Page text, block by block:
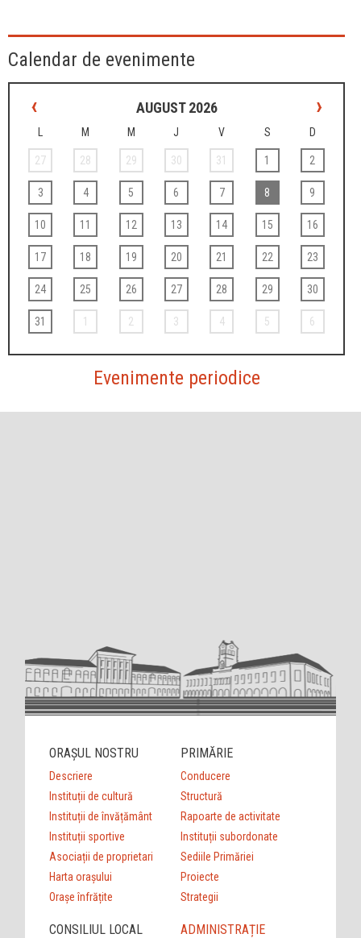
Calendar de evenimente
‹ AUGUST 2026 ›
L M M J V S D
27 28 29 30 31 1 2
3 4 5 6 7 8 9
10 11 12 13 14 15 16
17 18 19 20 21 22 23
24 25 26 27 28 29 30
31 1 2 3 4 5 6
Evenimente periodice
ORAȘUL NOSTRU
Descriere
Instituții de cultură
Instituții de învățământ
Instituții sportive
Asociații de proprietari
Harta orașului
Orașe înfrățite
PRIMĂRIE
Conducere
Structură
Rapoarte de activitate
Instituții subordonate
Sediile Primăriei
Proiecte
Strategii
CONSILIUL LOCAL ADMINISTRAȚIE